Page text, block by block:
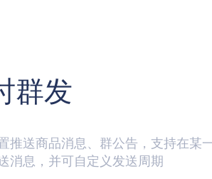
群发
推送商品消息、群公告，支持在某
消息，并可自定义发送周期